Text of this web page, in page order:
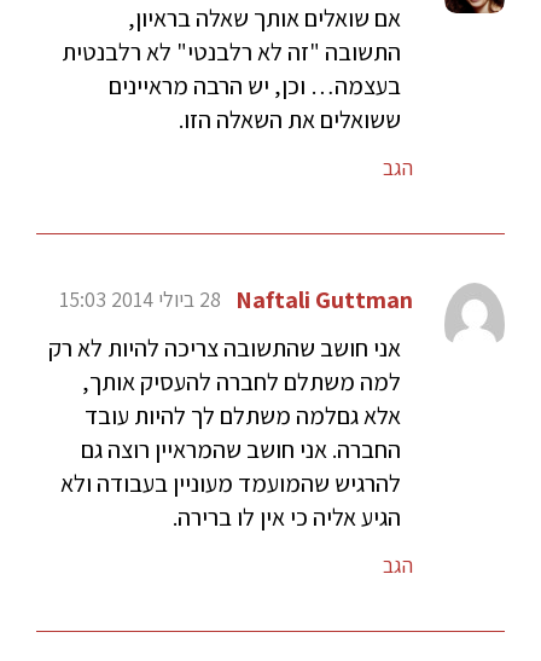
אם שואלים אותך שאלה בראיון,
התשובה "זה לא רלבנטי" לא רלבנטית
בעצמה… וכן, יש הרבה מראיינים
ששואלים את השאלה הזו.
הגב
Naftali Guttman 28 ביולי 2014 15:03
אני חושב שהתשובה צריכה להיות לא רק
למה משתלם לחברה להעסיק אותך,
אלא גםלמה משתלם לך להיות עובד
החברה. אני חושב שהמראיין רוצה גם
להרגיש שהמועמד מעוניין בעבודה ולא
הגיע אליה כי אין לו ברירה.
הגב